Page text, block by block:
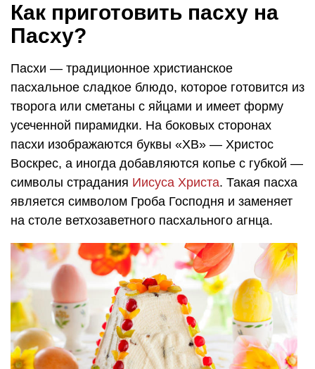
Как приготовить пасху на
Пасху?
Пасхи — традиционное христианское
пасхальное сладкое блюдо, которое готовится из
творога или сметаны с яйцами и имеет форму
усеченной пирамидки. На боковых сторонах
пасхи изображаются буквы «ХВ» — Христос
Воскрес, а иногда добавляются копье с губкой —
символы страдания Иисуса Христа. Такая пасха
является символом Гроба Господня и заменяет
на столе ветхозаветного пасхального агнца.